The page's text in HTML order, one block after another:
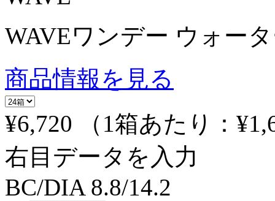
WAVEワンデー ウォー
商品情報を見る
¥6,720
（1箱あたり：
右目データを入力
BC/DIA 8.8/14.2